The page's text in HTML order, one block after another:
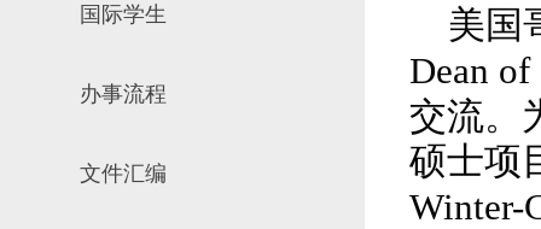
国际学生
办事流程
文件汇编
美国
Dean
交流。
硕士项
Winter-